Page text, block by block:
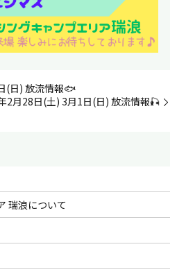
(日) 放流情報🐟
2月28日(土) 3月1日(日) 放流情報🎣
瑞浪について